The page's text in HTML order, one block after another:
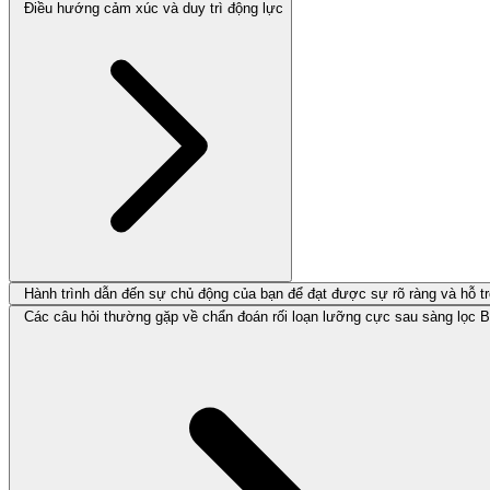
Điều hướng cảm xúc và duy trì động lực
Hành trình dẫn đến sự chủ động của bạn để đạt được sự rõ ràng và hỗ
Các câu hỏi thường gặp về chẩn đoán rối loạn lưỡng cực sau sàng lọc